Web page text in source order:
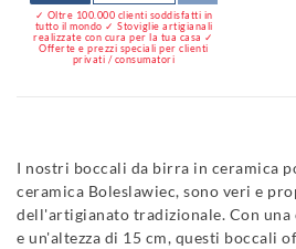
✓ Oltre 100.000 clienti soddisfatti in
tutto il mondo ✓ Stoviglie artigianali
realizzate con cura per la tua casa ✓
Offerte e prezzi speciali per clienti
privati / consumatori
I nostri boccali da birra in ceramica
ceramica Boleslawiec, sono veri e
dell'artigianato tradizionale. Con una
e un'altezza di 15 cm, questi boccali